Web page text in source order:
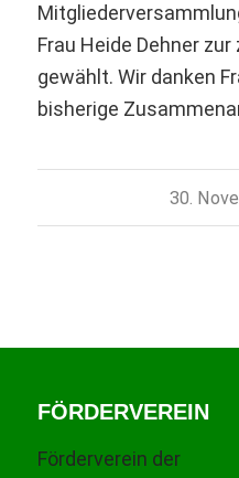
Frau Heide Dehner
gewählt. Wir danken
bisherige
30.
FÖRDERVEREIN
Förderverein der